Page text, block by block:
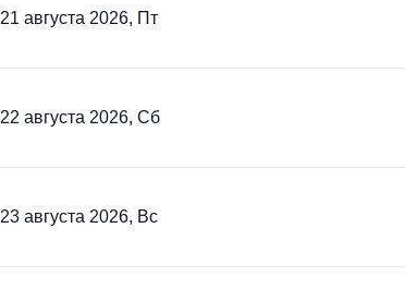
21 августа 2026, Пт
22 августа 2026, Сб
23 августа 2026, Вс